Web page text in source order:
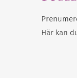
Här kan